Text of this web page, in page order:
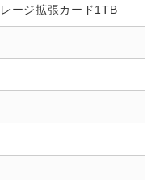
ージ拡張カード1TB